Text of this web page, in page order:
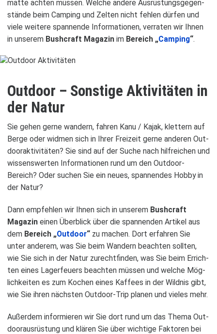
matte ach­ten müs­sen. Wel­che andere Aus­rüs­tungs­ge­gen­
stände beim Cam­ping und Zel­ten nicht feh­len dür­fen und
viele wei­tere span­nende Infor­ma­tio­nen, ver­ra­ten wir Ihnen
in unse­rem Bush­craft Maga­zin im Bereich „Cam­ping“.
Out­door – Sons­tige Akti­vi­tä­ten in
der Natur
Sie gehen gerne wan­dern, fah­ren Kanu / Kajak, klet­tern auf
Berge oder wid­men sich in Ihrer Frei­zeit gerne ande­ren Out­
door­ak­ti­vi­tä­ten? Sie sind auf der Suche nach hilf­rei­chen und
wis­sens­wer­ten Infor­ma­tio­nen rund um den Out­door-
Bereich? Oder suchen Sie ein neues, span­nen­des Hobby in
der Natur?
Dann emp­feh­len wir Ihnen sich in unse­rem Bush­craft
Maga­zin einen Über­blick über die span­nen­den Arti­kel aus
dem Bereich „Out­door“ zu machen. Dort erfah­ren Sie
unter ande­rem, was Sie beim Wan­dern beach­ten soll­ten,
wie Sie sich in der Natur zurecht­fin­den, was Sie beim Errich­
ten eines Lager­feu­ers beach­ten müs­sen und wel­che Mög­
lich­kei­ten es zum Kochen eines Kaf­fees in der Wild­nis gibt,
wie Sie ihren nächs­ten Out­door-Trip pla­nen und vie­les mehr.
Außer­dem infor­mie­ren wir Sie dort rund um das Thema Out­
door­aus­rüs­tung und klä­ren Sie über wich­tige Fak­to­ren bei